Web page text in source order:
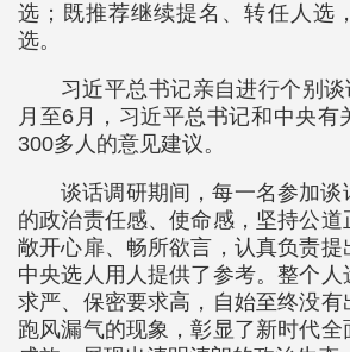
选；既推荐继续提名、转任人选
选。
习近平总书记亲自进行个别
月至6月，习近平总书记和中央有
300多人的意见建议。
谈话调研期间，每一名参加谈
的政治责任感、使命感，坚持公道
敞开心扉、畅所欲言，认真负责提
中央选人用人提供了参考。整个
求严、保密要求高，自始至终没有
跑风漏气的现象，彰显了新时代